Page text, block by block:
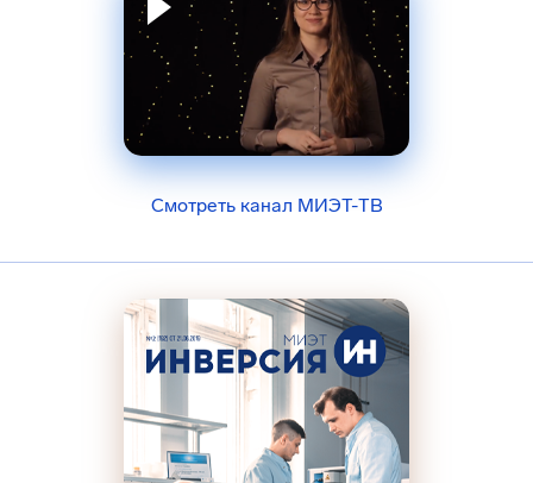
Смотреть канал МИЭТ-ТВ